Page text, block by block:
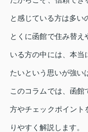
と感じている方は多い
とくに函館で住み替え
いる方の中には、本当
たいという思いが強い
このコラムでは、函館
方やチェックポイント
りやすく解説します。